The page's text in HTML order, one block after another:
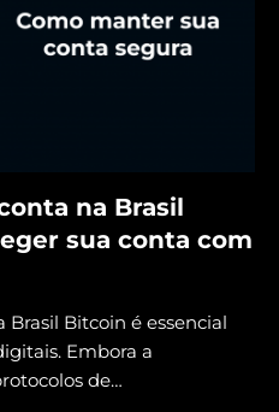
na Brasil
sua conta com
Bitcoin é essencial
Embora a
de…